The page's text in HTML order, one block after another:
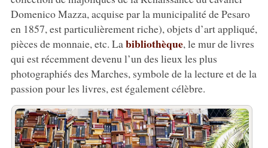
Domenico Mazza, acquise par la municipalité de Pesaro
en 1857, est particulièrement riche), objets d’art appliqué,
pièces de monnaie, etc. Labibliothèque, le mur de livres
qui est récemment devenu l’un des lieux les plus
photographiés des Marches, symbole de la lecture et de la
passion pour les livres, est également célèbre.